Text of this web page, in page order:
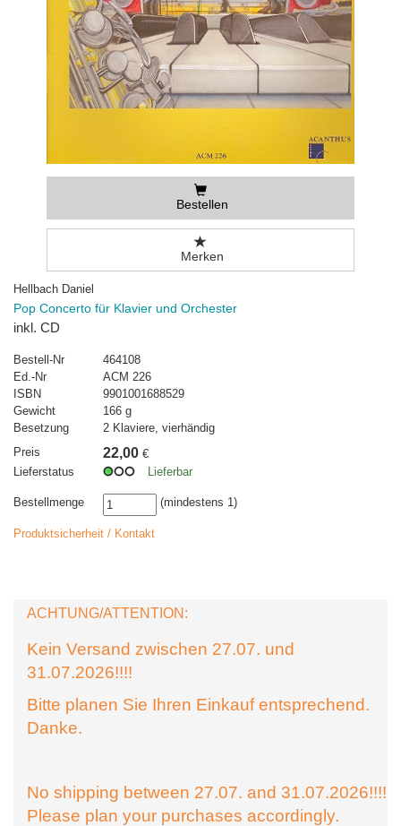
Bestellen
Merken
Hellbach Daniel
Pop Concerto für Klavier und Orchester
inkl. CD
Bestell-Nr
464108
Ed.-Nr
ACM 226
ISBN
9901001688529
Gewicht
166 g
Besetzung
2 Klaviere, vierhändig
Preis
22,00 €
Lieferstatus
Lieferbar
Bestellmenge (mindestens 1)
Produktsicherheit / Kontakt
ACHTUNG/ATTENTION:
Kein Versand zwischen 27.07. und
31.07.2026!!!!
Bitte planen Sie Ihren Einkauf entsprechend.
Danke.
No shipping between 27.07. and 31.07.2026!!!!
Please plan your purchases accordingly.